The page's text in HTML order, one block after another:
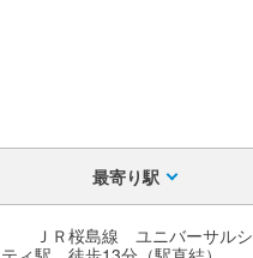
最寄り駅
ＪＲ桜島線 ユニバーサルシ